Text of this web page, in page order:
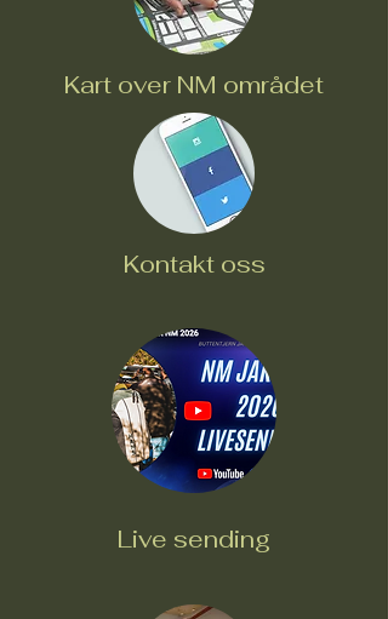
Kart over NM området
Kontakt oss
Live sending